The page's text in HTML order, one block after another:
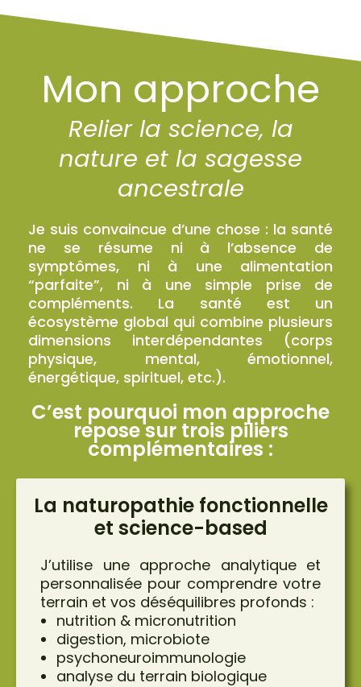
Mon approche
Relier la science, la
nature et la sagesse
ancestrale
Je suis convaincue d’une chose : la santé
ne se résume ni à l’absence de
symptômes, ni à une alimentation
“parfaite”, ni à une simple prise de
compléments. La santé est un
écosystème global qui combine plusieurs
dimensions interdépendantes (corps
physique, mental, émotionnel,
énergétique, spirituel, etc.).
C’est pourquoi mon approche
repose sur trois piliers
complémentaires :
La naturopathie fonctionnelle
et science-based
J’utilise une approche analytique et
personnalisée pour comprendre votre
terrain et vos déséquilibres profonds :
nutrition & micronutrition
digestion, microbiote
psychoneuroimmunologie
analyse du terrain biologique